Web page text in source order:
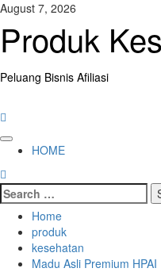
Skip
content
August 7, 2026
Produk
Peluang Bisnis Afiliasi
PrimaryHOME
Search
for:
Home
produk
kesehatan
Madu Asli Premium HPAI